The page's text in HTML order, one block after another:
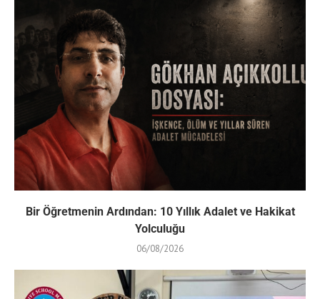
Bir Öğretmenin Ardından: 10 Yıllık Adalet ve Hakikat
Yolculuğu
06/08/2026